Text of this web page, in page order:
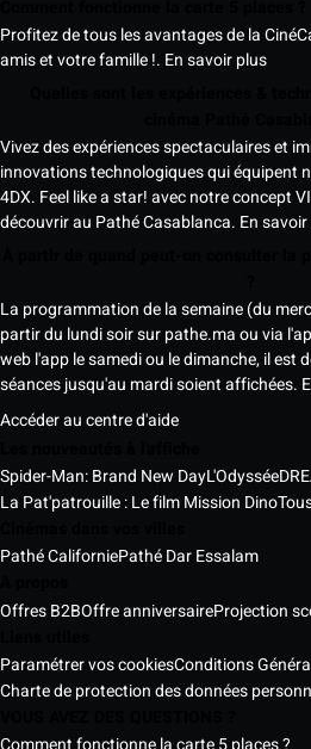
Profitez de tous les avantages de la
amis et votre famille !. En savoir plus
Vivez des expériences spectaculaires et
innovations technologiques qui équipent
4DX. Feel like a star! avec notre concept
découvrir au Pathé Casablanca. En
La programmation de la semaine (du
partir du lundi soir sur pathe.ma ou via
web l'app le samedi ou le dimanche, il est
séances jusqu'au mardi soient affichées.
Accéder au centre d'aide
Spider-Man: Brand New DayL'Odyssée
La Pat'patrouille : Le film Mission Dino
Pathé CaliforniePathé Dar Essalam
Offres B2BOffre anniversaireProjection
Paramétrer vos cookiesConditions
Charte de protection des données